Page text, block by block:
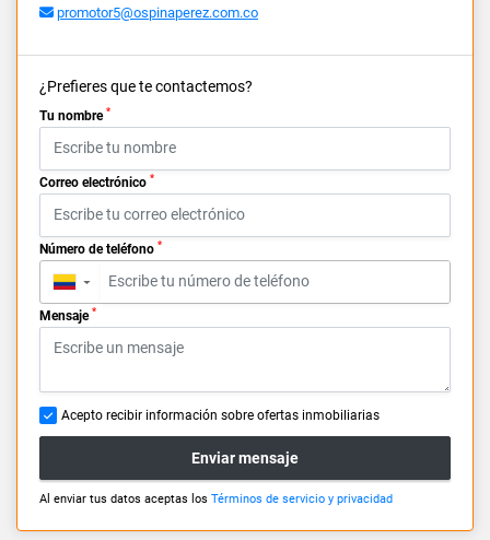
promotor5@ospinaperez.com.co
¿Prefieres que te contactemos?
Tu nombre *
Correo electrónico *
Número de teléfono *
▼
Mensaje *
Acepto recibir información sobre ofertas inmobiliarias
Enviar mensaje
Al enviar tus datos aceptas los Términos de servicio y privacidad